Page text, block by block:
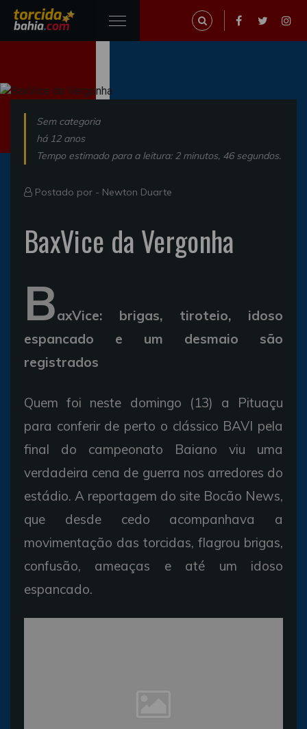
Sem categoria
há 12 anos
Tempo estimado para a leitura: 2 minutos, 46 segundos.
Postado por - Newton Duarte
BaxVice da Vergonha
BaxVice: brigas, tiroteio, idoso
espancado e um desmaio são
registrados
Quem foi neste domingo (13) a Pituaçu
para conferir de perto o clássico BAVI pela
final do campeonato Baiano viu uma
verdadeira cena de guerra nos arredores do
estádio. A reportagem do site Bocão News,
que desde cedo acompanhava a
movimentação das torcidas, flagrou brigas,
confusão, ameaças e até um idoso
espancado.